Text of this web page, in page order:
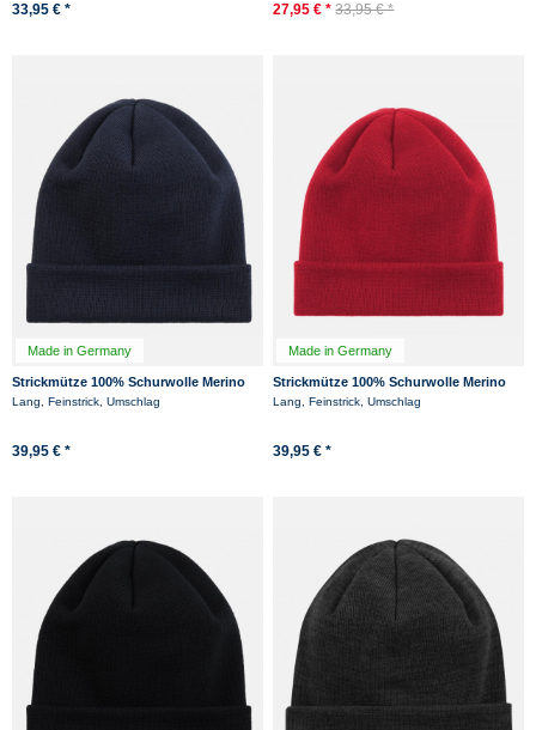
33,95 € * 27,95 € * 33,95 € *
Made in Germany
Strickmütze 100% Schurwolle Merino
Hanseheld Feinstrickmütze - Marine
Lang, Feinstrick, Umschlag
39,95 € *
Made in Germany
Strickmütze 100% Schurwolle Merino
Hanseheld Feinstrickmütze - Rot
Lang, Feinstrick, Umschlag
39,95 € *